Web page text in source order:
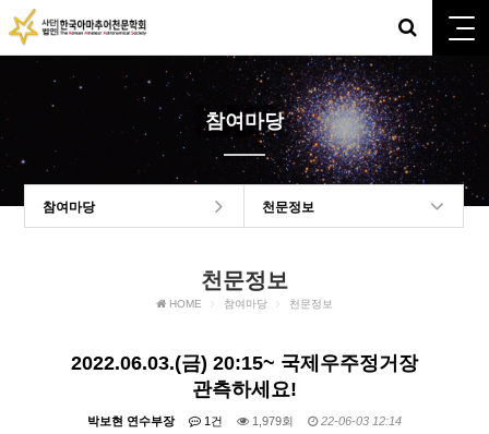
참여마당
참여마당 천문정보
천문정보
HOME 참여마당 천문정보
2022.06.03.(금) 20:15~ 국제우주정거장
관측하세요!
박보현 연수부장 1건 1,979회 22-06-03 12:14